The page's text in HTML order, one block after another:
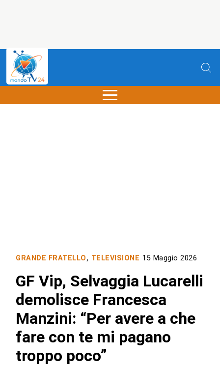
GRANDE FRATELLO, TELEVISIONE 15 Maggio 2026
GF Vip, Selvaggia Lucarelli
demolisce Francesca
Manzini: “Per avere a che
fare con te mi pagano
troppo poco”